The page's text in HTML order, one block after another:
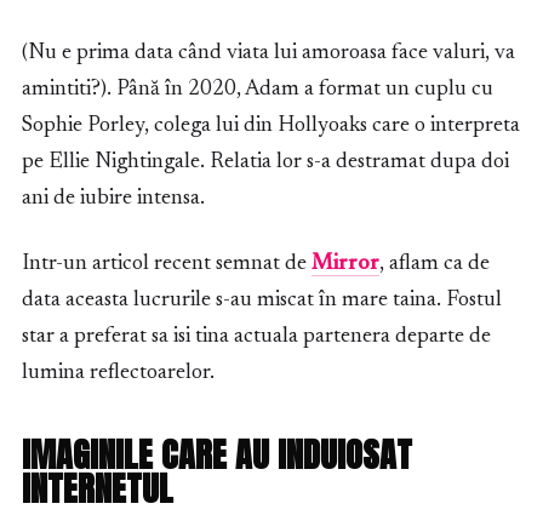
(Nu e prima data când viata lui amoroasa face valuri, va
amintiti?). Până în 2020, Adam a format un cuplu cu
Sophie Porley, colega lui din Hollyoaks care o interpreta
pe Ellie Nightingale. Relatia lor s-a destramat dupa doi
ani de iubire intensa.
Intr-un articol recent semnat de Mirror, aflam ca de
data aceasta lucrurile s-au miscat în mare taina. Fostul
star a preferat sa isi tina actuala partenera departe de
lumina reflectoarelor.
IMAGINILE CARE AU INDUIOSAT
INTERNETUL